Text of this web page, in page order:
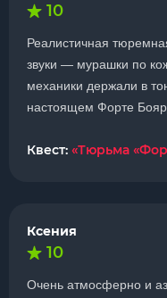
10
Реалистичная
звуки — мурашки по
механики держали в
настоящем Форте
Квест: «Тюрьма
Ксения
10
Очень атмосферно и